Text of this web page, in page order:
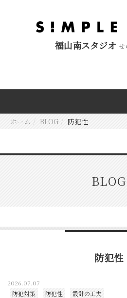
福山南スタジオ せ
ホーム BLOG 防犯性
BLOG
防犯性
2026.07.07
防犯対策
防犯性
設計の工夫